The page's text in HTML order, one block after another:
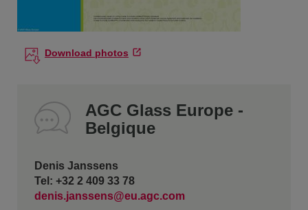
Download photos
AGC Glass Europe -
Belgique
Denis Janssens
Tel: +32 2 409 33 78
denis.janssens@eu.agc.com